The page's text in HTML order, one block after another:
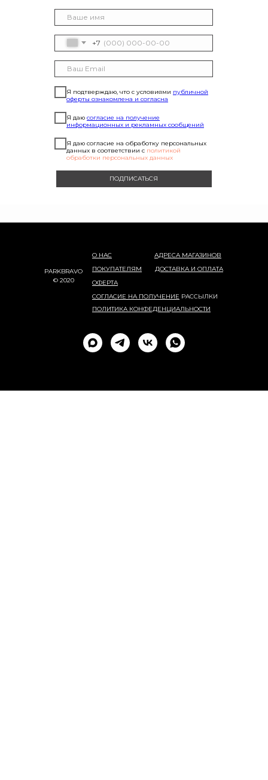
+7
Я подтверждаю, что с условиями публичной
оферты ознакомлена и согласна
Я даю согласие на получение
информационных и рекламных сообщений
Я даю согласие на обработку персональных
данных в соответствии с политикой
обработки персональных данных
ПОДПИСАТЬСЯ
О НАС
АДРЕСА МАГАЗИНОВ
ПОКУПАТЕЛЯМ
PARKBRAVO
© 2020
СОГЛАСИЕ НА ПОЛУЧЕНИЕ РАССЫЛКИ
ПОЛИТИКА КОНФЕДЕНЦИАЛЬНОСТИ
ОФЕРТА
ДОСТАВКА И ОПЛАТА